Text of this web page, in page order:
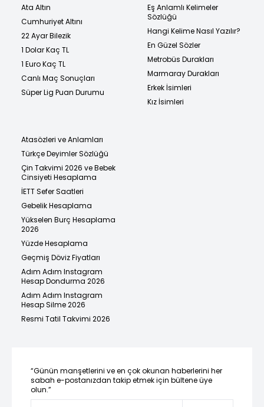
Ata Altın
Cumhuriyet Altını
22 Ayar Bilezik
1 Dolar Kaç TL
1 Euro Kaç TL
Canlı Maç Sonuçları
Süper Lig Puan Durumu
Eş Anlamlı Kelimeler
Sözlüğü
Hangi Kelime Nasıl Yazılır?
En Güzel Sözler
Metrobüs Durakları
Marmaray Durakları
Erkek İsimleri
Kız İsimleri
Atasözleri ve Anlamları
Türkçe Deyimler Sözlüğü
Çin Takvimi 2026 ve Bebek
Cinsiyeti Hesaplama
İETT Sefer Saatleri
Gebelik Hesaplama
Yükselen Burç Hesaplama
2026
Yüzde Hesaplama
Geçmiş Döviz Fiyatları
Adım Adım Instagram
Hesap Dondurma 2026
Adım Adım Instagram
Hesap Silme 2026
Resmi Tatil Takvimi 2026
“Günün manşetlerini ve en çok okunan haberlerini her
sabah e-postanızdan takip etmek için bültene üye
olun.”